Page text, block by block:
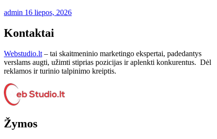
admin 16 liepos, 2026
Kontaktai
Webstudio.lt – tai skaitmeninio marketingo ekspertai, padedantys
verslams augti, užimti stiprias pozicijas ir aplenkti konkurentus. Dėl
reklamos ir turinio talpinimo kreiptis.
Žymos